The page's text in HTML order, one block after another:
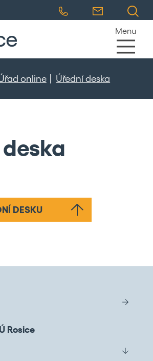
Menu
online Úřední deska
DESKU
Rosice